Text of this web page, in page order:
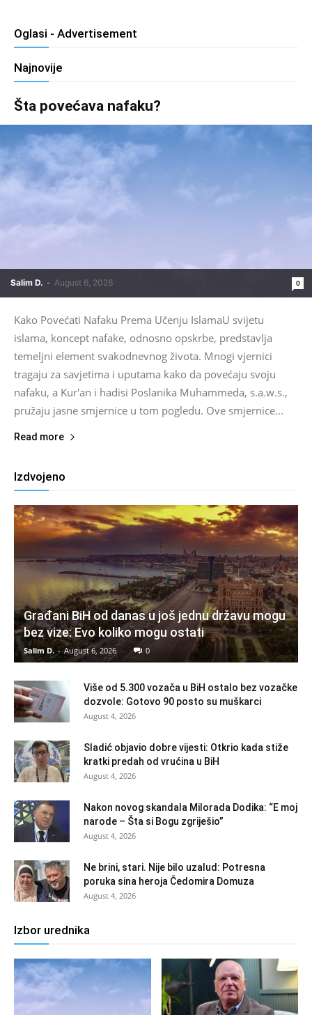
Oglasi - Advertisement
Najnovije
Šta povećava nafaku?
Salim D. - August 6, 2026 0
Kako Povećati Nafaku Prema Učenju IslamaU svijetu
islama, koncept nafake, odnosno opskrbe, predstavlja
temeljni element svakodnevnog života. Mnogi vjernici
tragaju za savjetima i uputama kako da povećaju svoju
nafaku, a Kur'an i hadisi Poslanika Muhammeda, s.a.w.s.,
pružaju jasne smjernice u tom pogledu. Ove smjernice...
Read more
Izdvojeno
Građani BiH od danas u još jednu državu mogu
bez vize: Evo koliko mogu ostati
Salim D. - August 6, 2026 0
Više od 5.300 vozača u BiH ostalo bez vozačke
dozvole: Gotovo 90 posto su muškarci
August 4, 2026
Sladić objavio dobre vijesti: Otkrio kada stiže
kratki predah od vrućina u BiH
August 4, 2026
Nakon novog skandala Milorada Dodika: “E moj
narode – Šta si Bogu zgriješio”
August 4, 2026
Ne brini, stari. Nije bilo uzalud: Potresna
poruka sina heroja Čedomira Domuza
August 4, 2026
Izbor urednika